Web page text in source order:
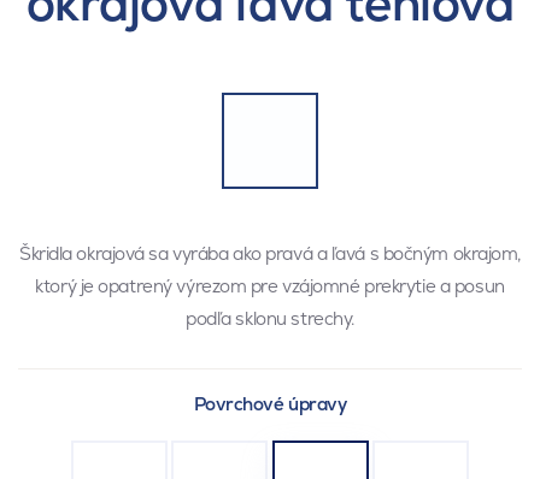
Škridla okrajová sa vyrába ako pravá a ľavá s bočným okrajom,
ktorý je opatrený výrezom pre vzájomné prekrytie a posun
podľa sklonu strechy.
Povrchové úpravy